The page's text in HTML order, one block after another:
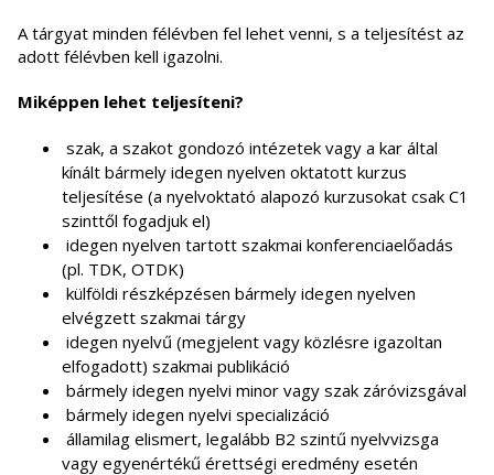
A tárgyat minden félévben fel lehet venni, s a teljesítést az
adott félévben kell igazolni.
Miképpen lehet teljesíteni?
szak, a szakot gondozó intézetek vagy a kar által
kínált bármely idegen nyelven oktatott kurzus
teljesítése (a nyelvoktató alapozó kurzusokat csak C1
szinttől fogadjuk el)
idegen nyelven tartott szakmai konferenciaelőadás
(pl. TDK, OTDK)
külföldi részképzésen bármely idegen nyelven
elvégzett szakmai tárgy
idegen nyelvű (megjelent vagy közlésre igazoltan
elfogadott) szakmai publikáció
bármely idegen nyelvi minor vagy szak záróvizsgával
bármely idegen nyelvi specializáció
államilag elismert, legalább B2 szintű nyelvvizsga
vagy egyenértékű érettségi eredmény esetén